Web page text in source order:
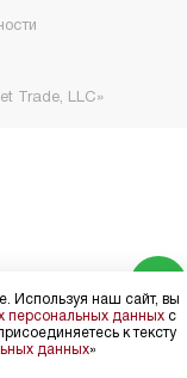
Trade, LLC»
Используя наш сайт, вы
персональных данныхс
к тексту
данных»